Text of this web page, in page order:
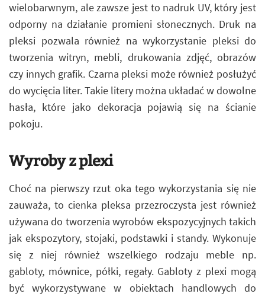
wielobarwnym, ale zawsze jest to nadruk UV, który jest
odporny na działanie promieni słonecznych. Druk na
pleksi pozwala również na wykorzystanie pleksi do
tworzenia witryn, mebli, drukowania zdjęć, obrazów
czy innych grafik. Czarna pleksi może również posłużyć
do wycięcia liter. Takie litery można układać w dowolne
hasła, które jako dekoracja pojawią się na ścianie
pokoju.
Wyroby z plexi
Choć na pierwszy rzut oka tego wykorzystania się nie
zauważa, to cienka pleksa przezroczysta jest również
używana do tworzenia wyrobów ekspozycyjnych takich
jak ekspozytory, stojaki, podstawki i standy. Wykonuje
się z niej również wszelkiego rodzaju meble np.
gabloty, mównice, półki, regały. Gabloty z plexi mogą
być wykorzystywane w obiektach handlowych do